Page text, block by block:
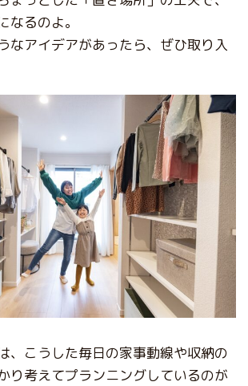
なるのよ。
なアイデアがあったら、ぜひ取り入
、こうした毎日の家事動線や収納の
り考えてプランニングしているのが